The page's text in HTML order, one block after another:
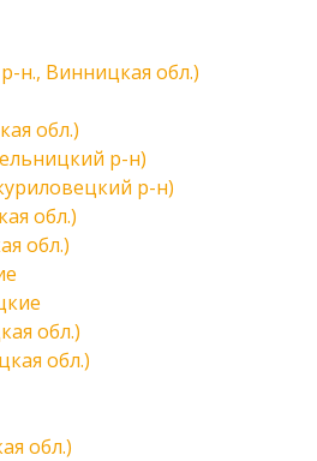
н., Винницкая обл.)
обл.)
р-н)
р-н)
обл.)
обл.)
обл.)
обл.)
обл.)